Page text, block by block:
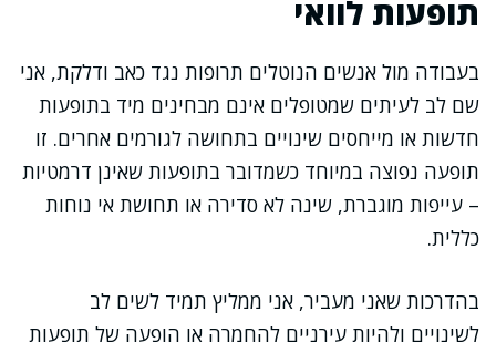
תופעות לוואי
בעבודה מול אנשים הנוטלים תרופות נגד כאב ודלקת, אני
שם לב לעיתים שמטופלים אינם מבחינים מיד בתופעות
חדשות או מייחסים שינויים בתחושה לגורמים אחרים. זו
תופעה נפוצה במיוחד כשמדובר בתופעות שאינן דרמטיות
– עייפות מוגברת, שינה לא סדירה או תחושת אי נוחות
כללית.
בהדרכות שאני מעביר, אני ממליץ תמיד לשים לב
לשינויים ולהיות עירניים להחמרה או הופעה של תופעות